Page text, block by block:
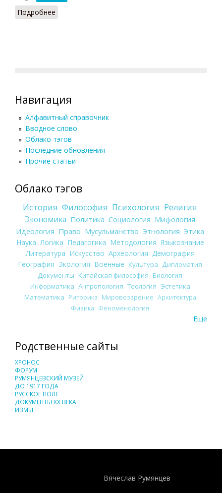
Подробнее
Навигация
Алфавитный справочник
Вводное слово
Облако тэгов
Последние обновления
Прочие статьи
Облако тэгов
История Философия Психология Религия
Экономика Политика Социология Мифология
Идеология Право Мусульманство Этнология Этика
Наука Логика Педагогика Методология Языкознание
Литература Искусство Археология Демография
География Экология Военные Культура
Дипломатия
Документы Китайская философия Биология
Информатика Антропология Теология Эстетика
Математика Риторика Мировоззрение Архитектура
Физика Феноменология
Еще
Родственные сайты
ХРОНОС
ФОРУМ
РУМЯНЦЕВСКИЙ МУЗЕЙ
ДО 1917 ГОДА
РУССКОЕ ПОЛЕ
ДОКУМЕНТЫ XX ВЕКА
ИЗМЫ
Вячеслав Румянцев